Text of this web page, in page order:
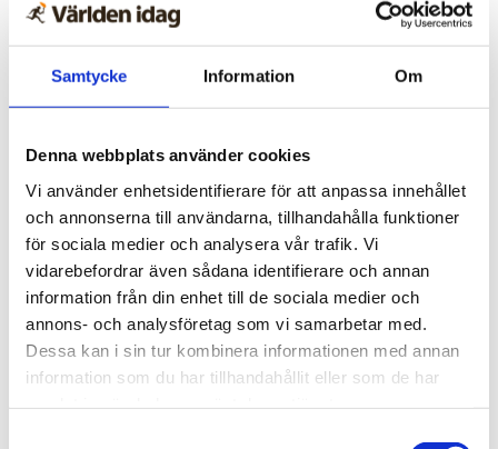
Samtycke Information Om
Denna webbplats använder cookies
Vi använder enhetsidentifierare för att anpassa innehållet
och annonserna till användarna, tillhandahålla funktioner
för sociala medier och analysera vår trafik. Vi
vidarebefordrar även sådana identifierare och annan
information från din enhet till de sociala medier och
annons- och analysföretag som vi samarbetar med.
Dessa kan i sin tur kombinera informationen med annan
information som du har tillhandahållit eller som de har
Nigeriansk kvinna ville
Bibeln i 144 timmar